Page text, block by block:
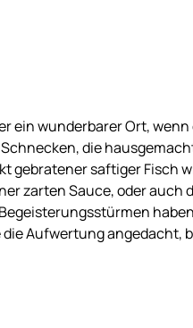
ein wunderbarer Ort,
die
gebratener saftiger Fisch
zarten Sauce, oder auch
Aufwertung angedacht,